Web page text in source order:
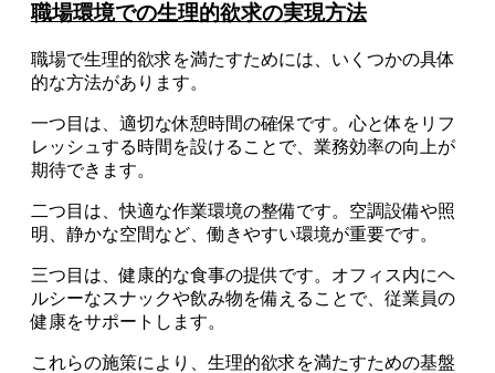
職場環境での生理的欲求の実現方法
職場で生理的欲求を満たすためには、いくつかの具体
的な方法があります。
一つ目は、適切な休憩時間の確保です。心と体をリフ
レッシュする時間を設けることで、業務効率の向上が
期待できます。
二つ目は、快適な作業環境の整備です。空調設備や照
明、静かな空間など、働きやすい環境が重要です。
三つ目は、健康的な食事の提供です。オフィス内にヘ
ルシーなスナックや飲み物を備えることで、従業員の
健康をサポートします。
これらの施策により、生理的欲求を満たすための基盤